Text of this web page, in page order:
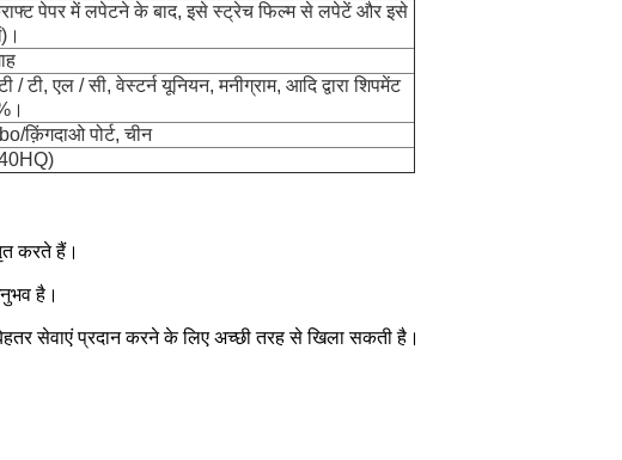
पेपर में लपेटने के बाद, इसे स्ट्रेच फिल्म से लपेटें और इसे
/ टी, एल / सी, वेस्टर्न यूनियन, मनीग्राम, आदि द्वारा शिपमेंट
क़िंगदाओ पोर्ट, चीन
करते हैं।
है।
सेवाएं प्रदान करने के लिए अच्छी तरह से खिला सकती है।